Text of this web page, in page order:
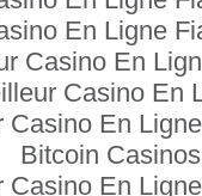
En Ligne
Casino En
Casino En
Casino En
Bitcoin Casinos
Casino En